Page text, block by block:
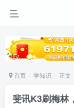
首页 学知识 正文
斐讯K3刷梅林